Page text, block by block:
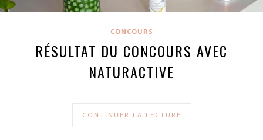
CONCOURS
RÉSULTAT DU CONCOURS AVEC
NATURACTIVE
CONTINUER LA LECTURE